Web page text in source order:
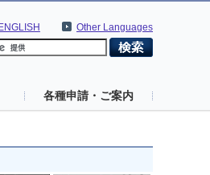
Other Languages
ENGLISH
各種申請・ご案内